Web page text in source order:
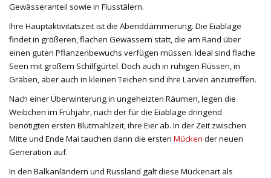
Gewässeranteil sowie in Flusstälern.
Ihre Hauptaktivitätszeit ist die Abenddämmerung. Die Eiablage
findet in größeren, flachen Gewässern statt, die am Rand über
einen guten Pflanzenbewuchs verfügen müssen. Ideal sind flache
Seen mit großem Schilfgürtel. Doch auch in ruhigen Flüssen, in
Gräben, aber auch in kleinen Teichen sind ihre Larven anzutreffen.
Nach einer Überwinterung in ungeheizten Räumen, legen die
Weibchen im Frühjahr, nach der für die Eiablage dringend
benötigten ersten Blutmahlzeit, ihre Eier ab. In der Zeit zwischen
Mitte und Ende Mai tauchen dann die ersten Mücken der neuen
Generation auf.
In den Balkanländern und Russland galt diese Mückenart als